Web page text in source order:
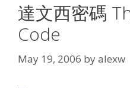
達文西密碼
Code
May 19, 2006 byalexw